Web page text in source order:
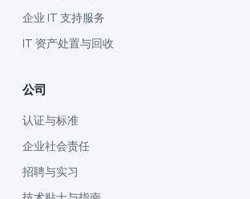
企业 IT 支持服务
IT 资产处置与回收
公司
认证与标准
企业社会责任
招聘与实习